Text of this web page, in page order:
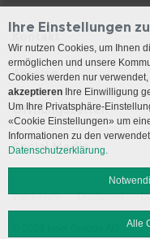
Kontakt
Anreise
Öffnungszeiten
Social Media
Impressum Disclaimer
Ihre Einstellungen
Wir nutzen Cookies, um Ihnen
ermöglichen und unsere
Cookies werden nur
akzeptieren Ihre Einwilligung
Um Ihre Privatsphäre-
«Cookie Einstellungen» um
Informationen zu den
Datenschutzerklärung.
Alle